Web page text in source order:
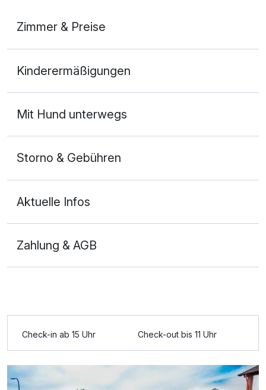
pro Person (40 Minuten)
Zimmer & Preise
2 Erwachsene
Für 8 Tage p.P. ab672,00 €
Kinderermäßigungen
Mit Hund unterwegs
Storno & Gebühren
Aktuelle Infos
Zahlung & AGB
Check-in ab 15 Uhr Check-out bis 11 Uhr